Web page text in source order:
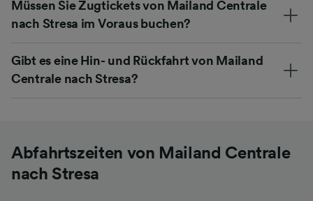
Müssen Sie Zugtickets von Mailand Centrale
nach Stresa im Voraus buchen?
Gibt es eine Hin- und Rückfahrt von Mailand
Centrale nach Stresa?
Abfahrtszeiten von Mailand Centrale
nach Stresa